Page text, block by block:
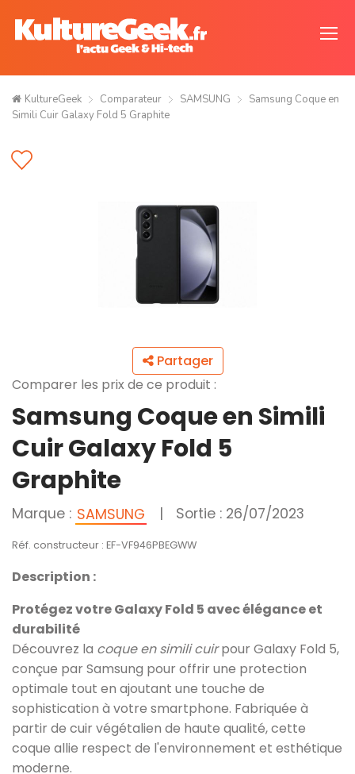
KultureGeek Comparateur SAMSUNG
Samsung Coque en
Simili Cuir Galaxy Fold 5 Graphite
Partager
Comparer les prix de ce produit :
Samsung Coque en Simili
Cuir Galaxy Fold 5
Graphite
Marque : SAMSUNG | Sortie : 26/07/2023
Réf. constructeur : EF-VF946PBEGWW
Description :
Protégez votre Galaxy Fold 5 avec élégance et
durabilité
Découvrez la coque en simili cuirpour Galaxy Fold 5,
conçue par Samsung pour offrir une protection
optimale tout en ajoutant une touche de
sophistication à votre smartphone. Fabriquée à
partir de cuir végétalien de haute qualité, cette
coque allie respect de l'environnement et esthétique
moderne.